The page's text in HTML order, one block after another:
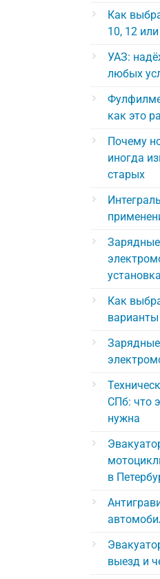
Как
10, 12
УАЗ:
любых
как это
Почему
иногда
старых
установка
Как
варианты
СПб: что
нужна
в
выезд и